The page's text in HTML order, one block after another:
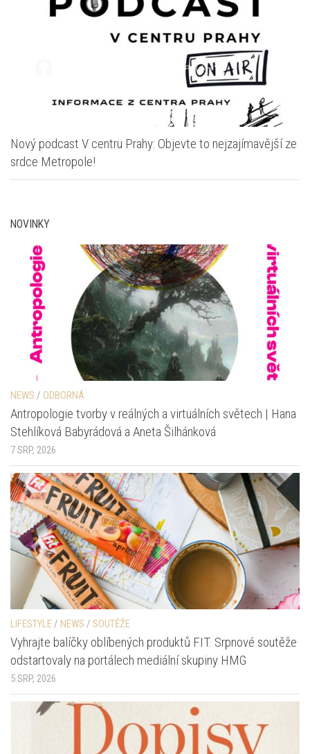
Nový podcast V centru Prahy: Objevte to nejzajímavější ze
srdce Metropole!
NOVINKY
NEWS / ODBORNÁ
Antropologie tvorby v reálných a virtuálních světech | Hana
Stehlíková Babyrádová a Aneta Šilhánková
7 SRP, 2026
LIFESTYLE/ NEWS / SOUTĚŽE
Vyhrajte balíčky oblíbených produktů FIT. Srpnové soutěže
odstartovaly na portálech mediální skupiny HMG
5 SRP, 2026